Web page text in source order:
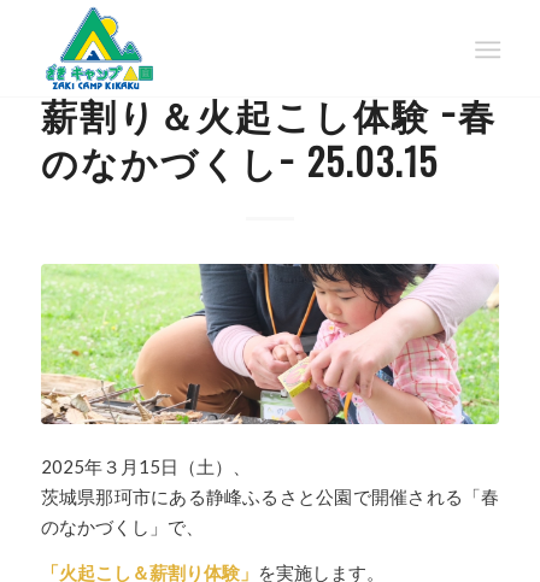
薪割り＆火起こし体験 −春
のなかづくし− 25.03.15
2025年３月15日（土）、
茨城県那珂市にある静峰ふるさと公園で開催される「春
のなかづくし」で、
「火起こし＆薪割り体験」 を実施します。